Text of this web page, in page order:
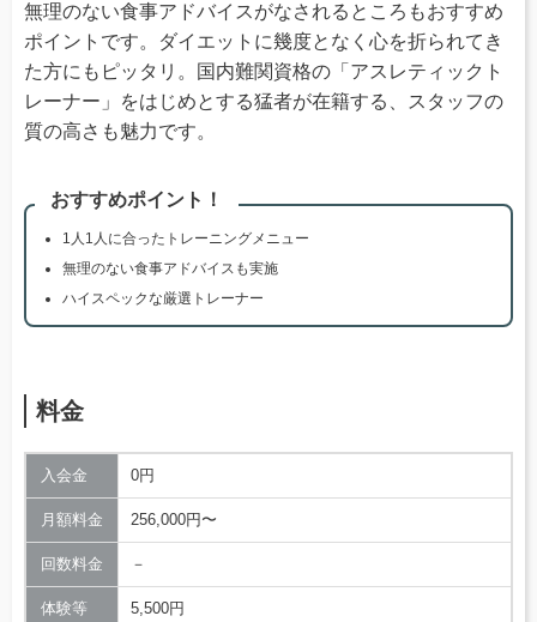
無理のない食事アドバイスがなされるところもおすすめ
ポイントです。ダイエットに幾度となく心を折られてき
た方にもピッタリ。国内難関資格の「アスレティックト
レーナー」をはじめとする猛者が在籍する、スタッフの
質の高さも魅力です。
おすすめポイント！
1人1人に合ったトレーニングメニュー
無理のない食事アドバイスも実施
ハイスペックな厳選トレーナー
料金
入会金 0円
月額料金 256,000円〜
回数料金 －
体験等 5,500円